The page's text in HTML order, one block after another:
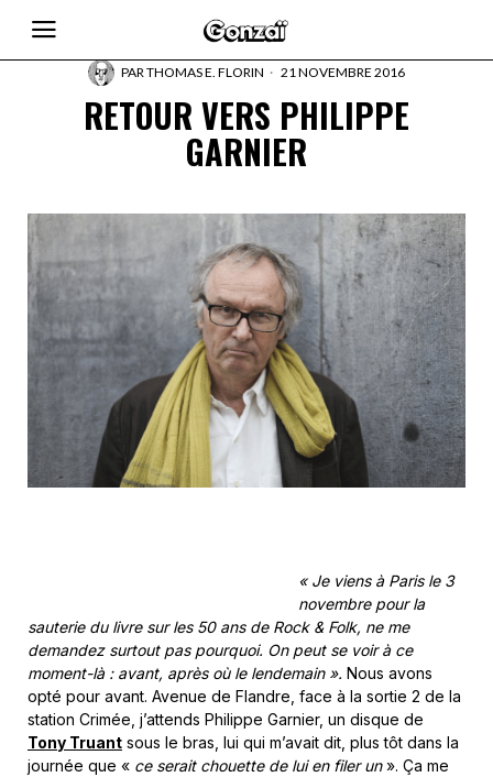
PARTHOMAS E. FLORIN 21 NOVEMBRE 2016
RETOUR VERS PHILIPPE
GARNIER
« Je viens à Paris le 3
novembre pour la
sauterie du livre sur les 50 ans de Rock & Folk, ne me
demandez surtout pas pourquoi. On peut se voir à ce
moment-là : avant, après où le lendemain ». Nous avons
opté pour avant. Avenue de Flandre, face à la sortie 2 de la
station Crimée, j’attends Philippe Garnier, un disque de
Tony Truant sous le bras, lui qui m’avait dit, plus tôt dans la
journée que « ce serait chouette de lui en filer un». Ça me